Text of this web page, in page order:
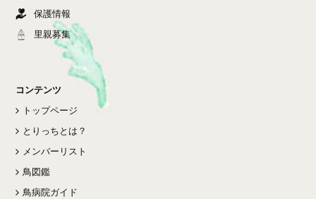
保護情報
里親募集
コンテンツ
トップページ
とりっちとは？
メンバーリスト
鳥図鑑
鳥病院ガイド